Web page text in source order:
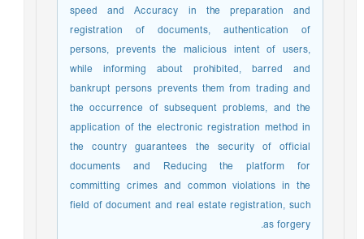
speed and Accuracy in the preparation and
registration of documents, authentication of
persons, prevents the malicious intent of users,
while informing about prohibited, barred and
bankrupt persons prevents them from trading and
the occurrence of subsequent problems, and the
application of the electronic registration method in
the country guarantees the security of official
documents and Reducing the platform for
committing crimes and common violations in the
field of document and real estate registration, such
as forgery.